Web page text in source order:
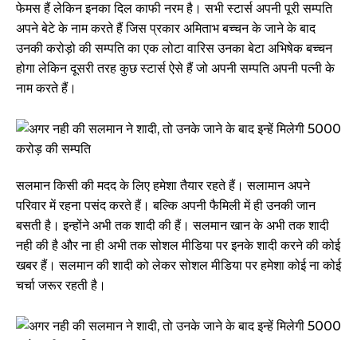
फेमस हैं लेकिन इनका दिल काफी नरम है। सभी स्टार्स अपनी पूरी सम्पति
अपने बेटे के नाम करते हैं जिस प्रकार अमिताभ बच्चन के जाने के बाद
उनकी करोड़ो की सम्पति का एक लोटा वारिस उनका बेटा अभिषेक बच्चन
होगा लेकिन दूसरी तरह कुछ स्टार्स ऐसे हैं जो अपनी सम्पति अपनी पत्नी के
नाम करते हैं।
सलमान किसी की मदद के लिए हमेशा तैयार रहते हैं। सलामान अपने
परिवार में रहना पसंद करते हैं। बल्कि अपनी फैमिली में ही उनकी जान
बसती है। इन्होंने अभी तक शादी की हैं। सलमान खान के अभी तक शादी
नही की है और ना ही अभी तक सोशल मीडिया पर इनके शादी करने की कोई
खबर हैं। सलमान की शादी को लेकर सोशल मीडिया पर हमेशा कोई ना कोई
चर्चा जरूर रहती है।